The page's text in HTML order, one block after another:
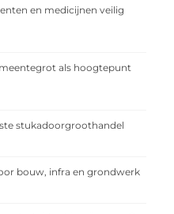
en medicijnen veilig
als hoogtepunt
stukadoorgroothandel
bouw, infra en grondwerk